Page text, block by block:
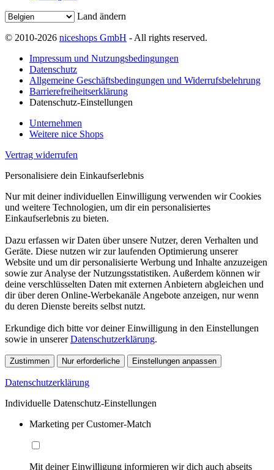
Land ändern
© 2010-2026 niceshops GmbH - All rights reserved.
Impressum und Nutzungsbedingungen
Datenschutz
Allgemeine Geschäftsbedingungen und Widerrufsbelehrung
Barrierefreiheitserklärung
Datenschutz-Einstellungen
Unternehmen
Weitere nice Shops
Vertrag widerrufen
Personalisiere dein Einkaufserlebnis
Nur mit deiner individuellen Einwilligung verwenden wir Cookies
und weitere Technologien, um dir ein personalisiertes
Einkaufserlebnis zu bieten.
Dazu erfassen wir Daten über unsere Nutzer, deren Verhalten und
Geräte. Diese nutzen wir zur laufenden Optimierung unserer
Website und um dir personalisierte Werbung und Inhalte anzuzeigen
sowie zur Analyse der Nutzungsstatistiken. Außerdem können wir
deine verschlüsselten Daten mit externen Anbietern abgleichen und
dir über deren Online-Werbekanäle Angebote anzeigen, nur wenn
du deren Dienste bereits selbst nutzt.
Erkundige dich bitte vor deiner Einwilligung in den Einstellungen
sowie in unsererDatenschutzerklärung.
Zustimmen Nur erforderliche Einstellungen anpassen
Datenschutzerklärung
Individuelle Datenschutz-Einstellungen
Marketing per Customer-Match
Mit deiner Einwilligung informieren wir dich auch abseits